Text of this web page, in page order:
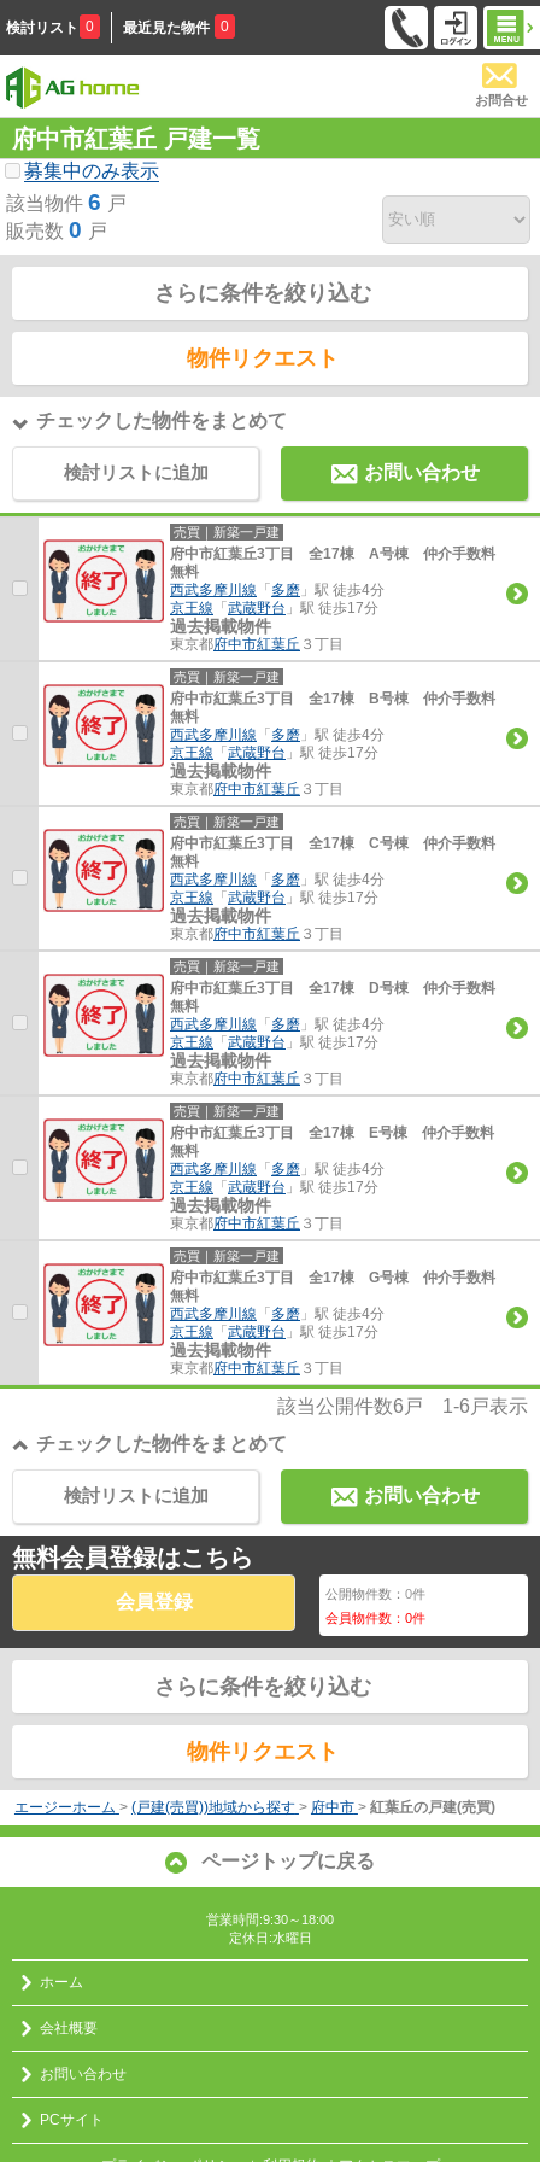
検討リスト 0 最近見た物件 0
お問合せ
府中市紅葉丘 戸建一覧
募集中のみ表示
該当物件 6 戸
販売数 0 戸
さらに条件を絞り込む
物件リクエスト
チェックした物件をまとめて
検討リストに追加 お問い合わせ
売買｜新築一戸建
府中市紅葉丘3丁目 全17棟 A号棟 仲介手数料
無料
西武多摩川線 「 多磨 」駅 徒歩4分
京王線 「 武蔵野台 」駅 徒歩17分
過去掲載物件
東京都府中市紅葉丘 ３丁目
売買｜新築一戸建
府中市紅葉丘3丁目 全17棟 B号棟 仲介手数料
無料
西武多摩川線 「 多磨 」駅 徒歩4分
京王線 「 武蔵野台 」駅 徒歩17分
過去掲載物件
東京都府中市紅葉丘 ３丁目
売買｜新築一戸建
府中市紅葉丘3丁目 全17棟 C号棟 仲介手数料
無料
西武多摩川線 「 多磨 」駅 徒歩4分
京王線 「 武蔵野台 」駅 徒歩17分
過去掲載物件
東京都府中市紅葉丘 ３丁目
売買｜新築一戸建
府中市紅葉丘3丁目 全17棟 D号棟 仲介手数料
無料
西武多摩川線 「 多磨 」駅 徒歩4分
京王線 「 武蔵野台 」駅 徒歩17分
過去掲載物件
東京都府中市紅葉丘 ３丁目
売買｜新築一戸建
府中市紅葉丘3丁目 全17棟 E号棟 仲介手数料
無料
西武多摩川線 「 多磨 」駅 徒歩4分
京王線 「 武蔵野台 」駅 徒歩17分
過去掲載物件
東京都府中市紅葉丘 ３丁目
売買｜新築一戸建
府中市紅葉丘3丁目 全17棟 G号棟 仲介手数料
無料
西武多摩川線 「 多磨 」駅 徒歩4分
京王線 「 武蔵野台 」駅 徒歩17分
過去掲載物件
東京都府中市紅葉丘 ３丁目
該当公開件数6 戸 1-6 戸表示
チェックした物件をまとめて
お問い合わせ
検討リストに追加
無料会員登録はこちら
会員登録 公開物件数：0件
会員物件数：0件
さらに条件を絞り込む
物件リクエスト
エージーホーム > (戸建(売買))地域から探す > 府中市 > 紅葉丘の戸建(売買)
ページトップに戻る
営業時間:9:30～18:00
定休日:水曜日
ホーム
会社概要
お問い合わせ
PCサイト